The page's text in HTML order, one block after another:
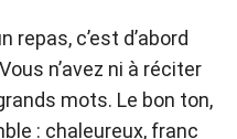
repas, c’est d’abord
n’avez ni à réciter
mots. Le bon ton,
: chaleureux, franc